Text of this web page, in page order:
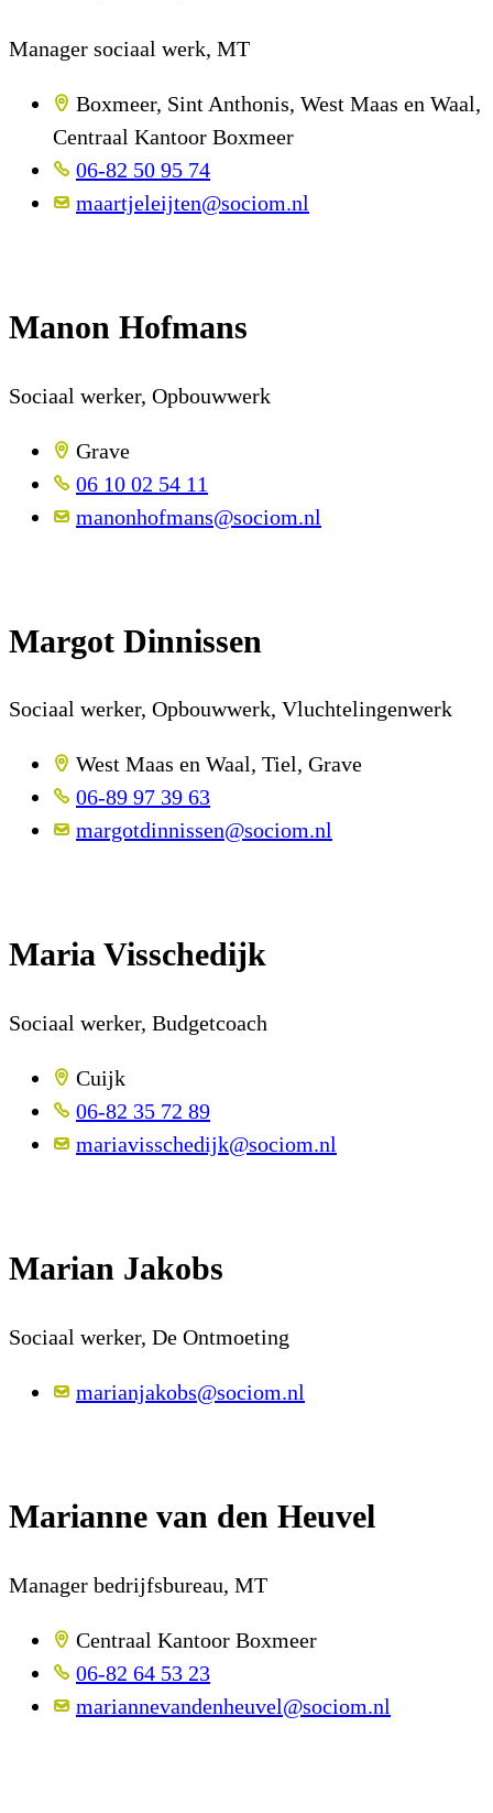
Manager sociaal werk, MT
Boxmeer, Sint Anthonis, West Maas en Waal,
Centraal Kantoor Boxmeer
06-82 50 95 74
maartjeleijten@sociom.nl
Manon Hofmans
Sociaal werker, Opbouwwerk
Grave
06 10 02 54 11
manonhofmans@sociom.nl
Margot Dinnissen
Sociaal werker, Opbouwwerk, Vluchtelingenwerk
West Maas en Waal, Tiel, Grave
06-89 97 39 63
margotdinnissen@sociom.nl
Maria Visschedijk
Sociaal werker, Budgetcoach
Cuijk
06-82 35 72 89
mariavisschedijk@sociom.nl
Marian Jakobs
Sociaal werker, De Ontmoeting
marianjakobs@sociom.nl
Marianne van den Heuvel
Manager bedrijfsbureau, MT
Centraal Kantoor Boxmeer
06-82 64 53 23
mariannevandenheuvel@sociom.nl